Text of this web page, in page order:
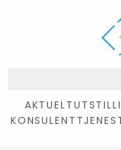
AKTUELT